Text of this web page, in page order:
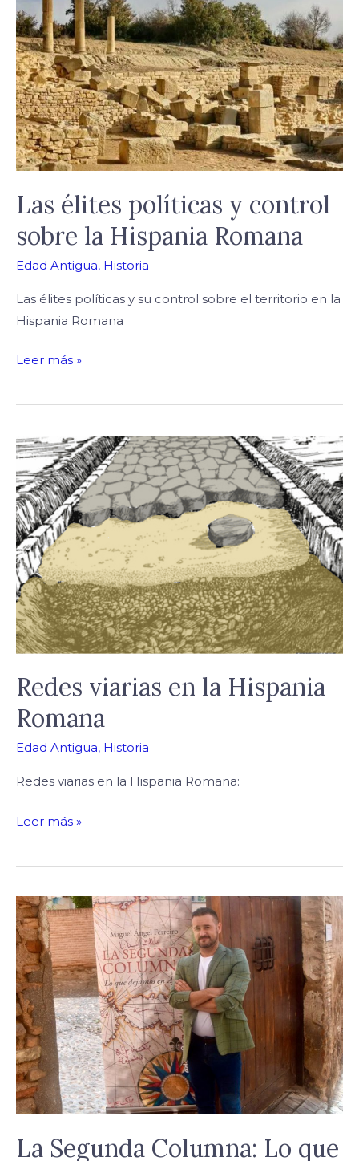
Las élites políticas y control
sobre la Hispania Romana
Edad Antigua, Historia
Las élites políticas y su control sobre el territorio en la
Hispania Romana
políticas
y
control
sobre
la
Hispania
Romana
Leer más »
Redes viarias en la Hispania
Romana
Edad Antigua, Historia
Redes viarias en la Hispania Romana:
Redes
viarias
en
la
Hispania
Romana
Leer más »
La Segunda Columna: Lo que
La
Segunda
Columna:
Lo
que
dejamos
en
África